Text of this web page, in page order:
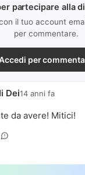
partecipare alla
il tuo account
per commentare.
per
Dei14 anni fa
da avere! Mitici!